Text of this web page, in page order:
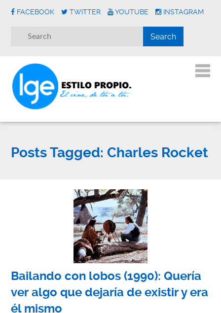
FACEBOOK TWITTER YOUTUBE INSTAGRAM
Posts Tagged: Charles Rocket
Bailando con lobos (1990): Quería
ver algo que dejaría de existir y era
él mismo